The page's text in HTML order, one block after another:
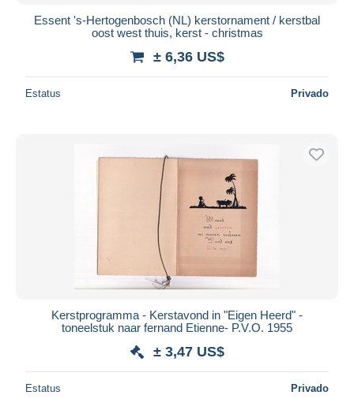
Essent 's-Hertogenbosch (NL) kerstornament / kerstbal
oost west thuis, kerst - christmas
± 6,36 US$
Estatus Privado
Kerstprogramma - Kerstavond in "Eigen Heerd" -
toneelstuk naar fernand Etienne- P.V.O. 1955
± 3,47 US$
Estatus Privado